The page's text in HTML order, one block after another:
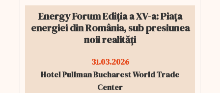
Energy Forum Ediția a XV-a: Piața
energiei din România, sub presiunea
noii realități
31.03.2026
Hotel Pullman Bucharest World Trade
Center